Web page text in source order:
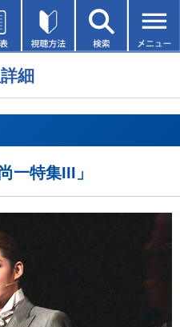
細
一特集III」